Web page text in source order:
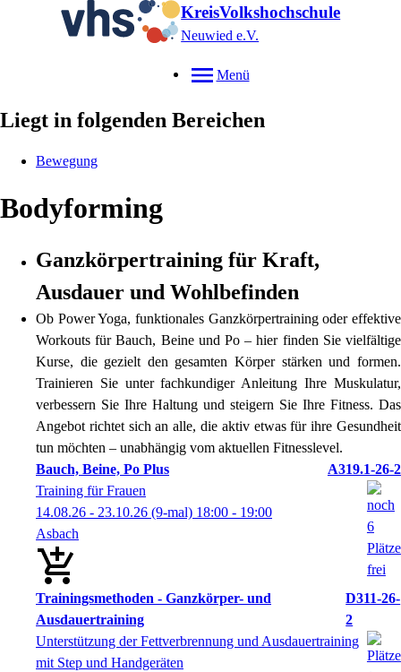
KreisVolkshochschule
Neuwied e.V.
Menü
Liegt in folgenden Bereichen
Bewegung
Bodyforming
Ganzkörpertraining für Kraft,
Ausdauer und Wohlbefinden
Ob Power Yoga, funktionales Ganzkörpertraining oder effektive
Workouts für Bauch, Beine und Po – hier finden Sie vielfältige
Kurse, die gezielt den gesamten Körper stärken und formen.
Trainieren Sie unter fachkundiger Anleitung Ihre Muskulatur,
verbessern Sie Ihre Haltung und steigern Sie Ihre Fitness. Das
Angebot richtet sich an alle, die aktiv etwas für ihre Gesundheit
tun möchten – unabhängig vom aktuellen Fitnesslevel.
Bauch, Beine, Po Plus
A319.1-26-2
Training für Frauen
14.08.26 - 23.10.26 (9-mal) 18:00 - 19:00
Asbach
Trainingsmethoden - Ganzkörper- und
Ausdauertraining
D311-26-
2
Unterstützung der Fettverbrennung und Ausdauertraining
mit Step und Handgeräten